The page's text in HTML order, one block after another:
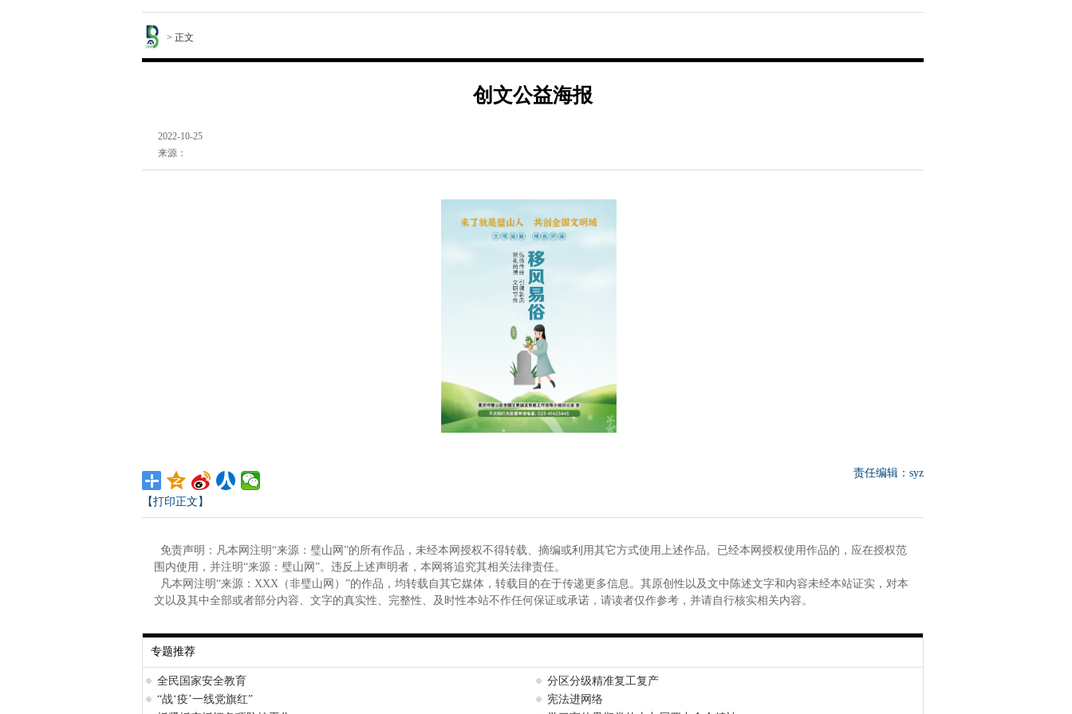
> 正文
创文公益海报
2022-10-25
来源：
【打印正文】
责任编辑：syz
免责声明：凡本网注明“来源：璧山网”的所有作品，未经本网授权不得转载、摘编或利用其它方式使用上述作品。已经本网授权使用作品的，应在授权范
围内使用，并注明“来源：璧山网”。违反上述声明者，本网将追究其相关法律责任。
凡本网注明“来源：XXX（非璧山网）”的作品，均转载自其它媒体，转载目的在于传递更多信息。其原创性以及文中陈述文字和内容未经本站证实，对本
文以及其中全部或者部分内容、文字的真实性、完整性、及时性本站不作任何保证或承诺，请读者仅作参考，并请自行核实相关内容。
专题推荐
全民国家安全教育
“战‘疫’一线党旗红”
分区分级精准复工复产
宪法进网络